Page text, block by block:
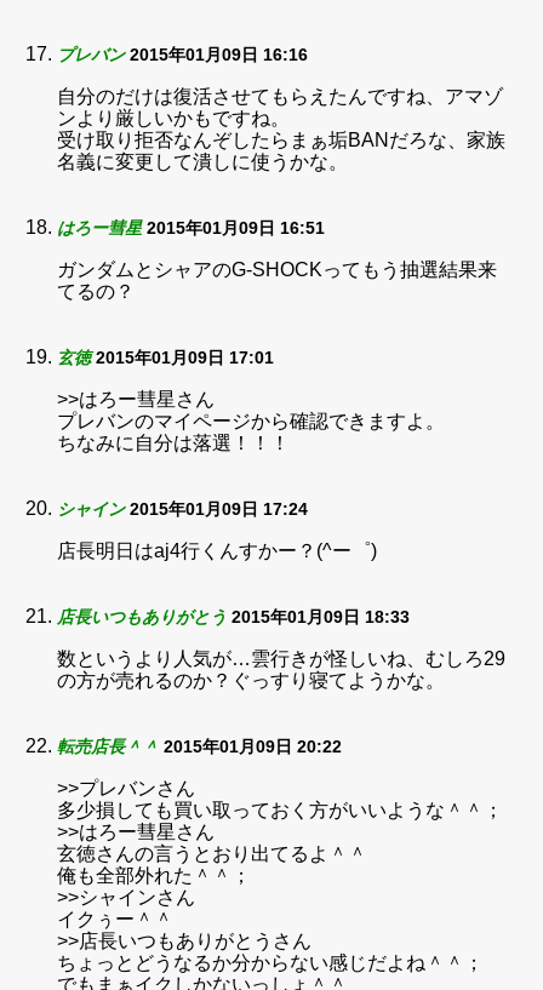
プレバン 2015年01月09日 16:16
自分のだけは復活させてもらえたんですね、アマゾ
ンより厳しいかもですね。
受け取り拒否なんぞしたらまぁ垢BANだろな、家族
名義に変更して潰しに使うかな。
はろー彗星 2015年01月09日 16:51
ガンダムとシャアのG-SHOCKってもう抽選結果来
てるの？
玄徳 2015年01月09日 17:01
>>はろー彗星さん
プレバンのマイページから確認できますよ。
ちなみに自分は落選！！！
シャイン 2015年01月09日 17:24
店長明日はaj4行くんすかー？(^ー゜)
店長いつもありがとう 2015年01月09日 18:33
数というより人気が…雲行きが怪しいね、むしろ29
の方が売れるのか？ぐっすり寝てようかな。
転売店長＾＾ 2015年01月09日 20:22
>>プレバンさん
多少損しても買い取っておく方がいいような＾＾；
>>はろー彗星さん
玄徳さんの言うとおり出てるよ＾＾
俺も全部外れた＾＾；
>>シャインさん
イクぅー＾＾
>>店長いつもありがとうさん
ちょっとどうなるか分からない感じだよね＾＾；
でもまぁイクしかないっしょ＾＾